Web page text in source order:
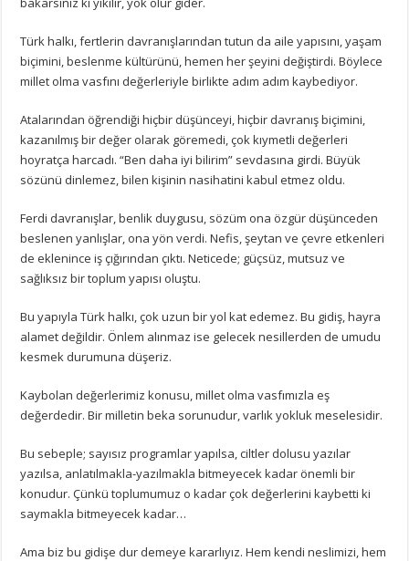
Türk halkı, fertlerin davranışlarından tutun da aile yapısını, yaşam
biçimini, beslenme kültürünü, hemen her şeyini değiştirdi. Böylece
millet olma vasfını değerleriyle birlikte adım adım kaybediyor.
Atalarından öğrendiği hiçbir düşünceyi, hiçbir davranış biçimini,
kazanılmış bir değer olarak göremedi, çok kıymetli değerleri
hoyratça harcadı. “Ben daha iyi bilirim” sevdasına girdi. Büyük
sözünü dinlemez, bilen kişinin nasihatini kabul etmez oldu.
Ferdi davranışlar, benlik duygusu, sözüm ona özgür düşünceden
beslenen yanlışlar, ona yön verdi. Nefis, şeytan ve çevre etkenleri
de eklenince iş çığırından çıktı. Neticede; güçsüz, mutsuz ve
sağlıksız bir toplum yapısı oluştu.
Bu yapıyla Türk halkı, çok uzun bir yol kat edemez. Bu gidiş, hayra
alamet değildir. Önlem alınmaz ise gelecek nesillerden de umudu
kesmek durumuna düşeriz.
Kaybolan değerlerimiz konusu, millet olma vasfımızla eş
değerdedir. Bir milletin beka sorunudur, varlık yokluk meselesidir.
Bu sebeple; sayısız programlar yapılsa, ciltler dolusu yazılar
yazılsa, anlatılmakla-yazılmakla bitmeyecek kadar önemli bir
konudur. Çünkü toplumumuz o kadar çok değerlerini kaybetti ki
saymakla bitmeyecek kadar…
Ama biz bu gidişe dur demeye kararlıyız. Hem kendi neslimizi, hem